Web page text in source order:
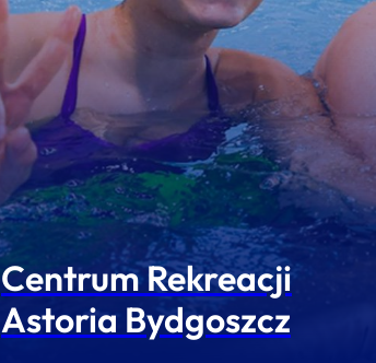
Centrum Rekreacji
Astoria Bydgoszcz